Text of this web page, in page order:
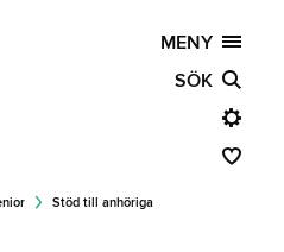
MENY
SÖK
Stöd till anhöriga